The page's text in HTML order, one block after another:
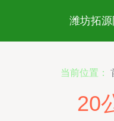
潍坊拓源
当前位置：
20